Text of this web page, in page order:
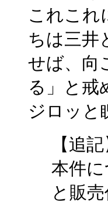
これこ
ちは三井
せば、向
る」と戒
ジロッと
【追記
本件
と販